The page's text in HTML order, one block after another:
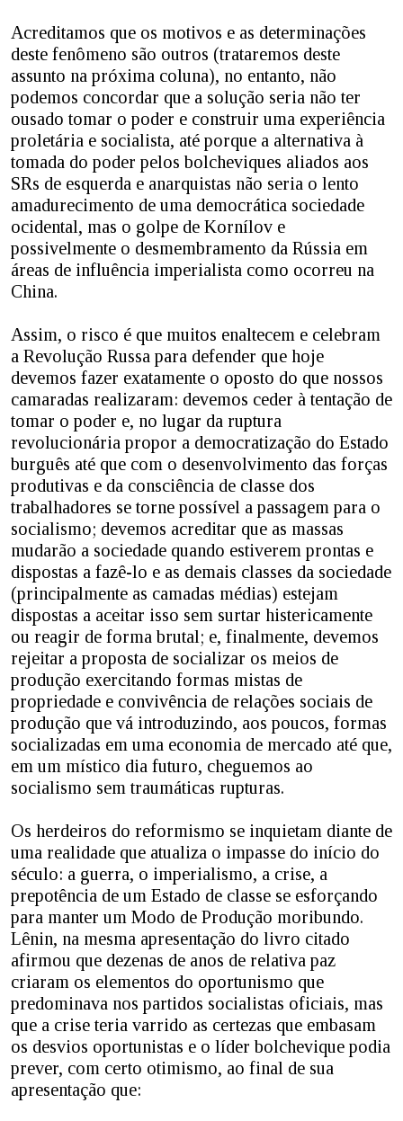
Acreditamos que os motivos e as determinações
deste fenômeno são outros (trataremos deste
assunto na próxima coluna), no entanto, não
podemos concordar que a solução seria não ter
ousado tomar o poder e construir uma experiência
proletária e socialista, até porque a alternativa à
tomada do poder pelos bolcheviques aliados aos
SRs de esquerda e anarquistas não seria o lento
amadurecimento de uma democrática sociedade
ocidental, mas o golpe de Kornílov e
possivelmente o desmembramento da Rússia em
áreas de influência imperialista como ocorreu na
China.
Assim, o risco é que muitos enaltecem e celebram
a Revolução Russa para defender que hoje
devemos fazer exatamente o oposto do que nossos
camaradas realizaram: devemos ceder à tentação de
tomar o poder e, no lugar da ruptura
revolucionária propor a democratização do Estado
burguês até que com o desenvolvimento das forças
produtivas e da consciência de classe dos
trabalhadores se torne possível a passagem para o
socialismo; devemos acreditar que as massas
mudarão a sociedade quando estiverem prontas e
dispostas a fazê-lo e as demais classes da sociedade
(principalmente as camadas médias) estejam
dispostas a aceitar isso sem surtar histericamente
ou reagir de forma brutal; e, finalmente, devemos
rejeitar a proposta de socializar os meios de
produção exercitando formas mistas de
propriedade e convivência de relações sociais de
produção que vá introduzindo, aos poucos, formas
socializadas em uma economia de mercado até que,
em um místico dia futuro, cheguemos ao
socialismo sem traumáticas rupturas.
Os herdeiros do reformismo se inquietam diante de
uma realidade que atualiza o impasse do início do
século: a guerra, o imperialismo, a crise, a
prepotência de um Estado de classe se esforçando
para manter um Modo de Produção moribundo.
Lênin, na mesma apresentação do livro citado
afirmou que dezenas de anos de relativa paz
criaram os elementos do oportunismo que
predominava nos partidos socialistas oficiais, mas
que a crise teria varrido as certezas que embasam
os desvios oportunistas e o líder bolchevique podia
prever, com certo otimismo, ao final de sua
apresentação que: